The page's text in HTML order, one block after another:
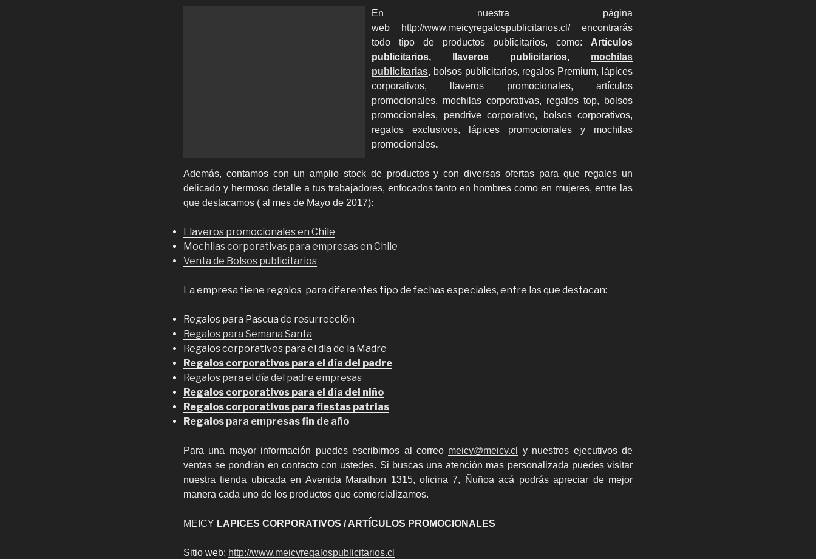
En nuestra página
web http://www.meicyregalospublicitarios.cl/ encontrarás
todo tipo de productos publicitarios, como: Artículos
publicitarios, llaveros publicitarios, mochilas
publicitarias, bolsos publicitarios, regalos Premium, lápices
corporativos, llaveros promocionales, artículos
promocionales, mochilas corporativas, regalos top, bolsos
promocionales, pendrive corporativo, bolsos corporativos,
regalos exclusivos, lápices promocionales y mochilas
promocionales.
Además, contamos con un amplio stock de productos y con diversas ofertas para que regales un
delicado y hermoso detalle a tus trabajadores, enfocados tanto en hombres como en mujeres, entre las
que destacamos ( al mes de Mayo de 2017):
Llaveros promocionales en Chile
Mochilas corporativas para empresas en Chile
Venta de Bolsos publicitarios
La empresa tiene regalos para diferentes tipo de fechas especiales, entre las que destacan:
Regalos para Pascua de resurrección
Regalos para Semana Santa
Regalos corporativos para el dia de la Madre
Regalos corporativos para el día del padre
Regalos para el día del padre empresas
Regalos corporativos para el día del niño
Regalos corporativos para fiestas patrias
Regalos para empresas fin de año
Para una mayor información puedes escribirnos al correo meicy@meicy.cl
y nuestros ejecutivos de
ventas se pondrán en contacto con ustedes. Si buscas una atención mas personalizada puedes visitar
nuestra tienda ubicada en Avenida Marathon 1315, oficina 7, Ñuñoa acá podrás apreciar de mejor
manera cada uno de los productos que comercializamos.
MEICY LAPICES CORPORATIVOS / ARTÍCULOS PROMOCIONALES
Sitio web: http://www.meicyregalospublicitarios.cl